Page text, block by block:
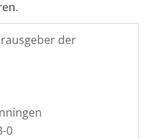
.
der
0